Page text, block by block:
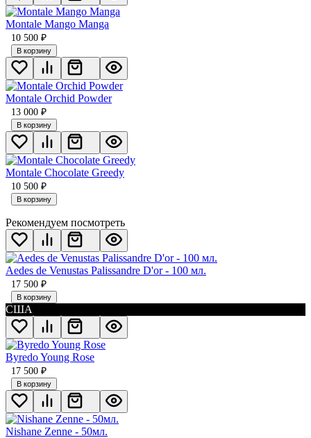
Montale Mango Manga
10 500 ₽
В корзину
Мontale Orchid Powder
13 000 ₽
В корзину
Montale Chocolate Greedy
10 500 ₽
В корзину
Рекомендуем посмотреть
Aedes de Venustas Palissandre D'or - 100 мл.
17 500 ₽
В корзину
США
Byredo Young Rose
17 500 ₽
В корзину
Nishane Zenne - 50мл.